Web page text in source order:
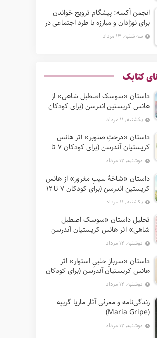
انجمن اَکسه: پیشگام ترویج خواندن
برای نوزادان و مبارزه با طرد اجتماعی در
فرانسه
سه شنبه, ۱۳ مرداد
کتابک
داستان «سوسک اصطبل شاهی» از
هانس کریستین اندرسن (برای کودکان
7 تا 12 سال) یکشنبه, ۱۱ مرداد
داستان «درختِ صنوبر» اثر هانس
کریستیان آندرسن (برای کودکان 7 تا
12 سال) دوشنبه, ۱۲ مرداد
داستان «شاخهٔ سیبِ مغرور» از هانس
کریستین اندرسن (برای کودکان 7 تا 12
سال)یکشنبه, ۱۱ مرداد
تحلیل داستان «سوسک اصطبل
شاهی» اثر هانس کریستیان آندرسن
دوشنبه, ۱۲ مرداد
داستان «سربازِ حلبیِ استوار» اثر
هانس کریستیان آندرسن (برای کودکان
7 تا 12 سال) دوشنبه, ۱۲ مرداد
زندگی‌نامه و معرفی آثار ماریا گریپه
(Maria Gripe)
دوشنبه, ۱۲ مرداد